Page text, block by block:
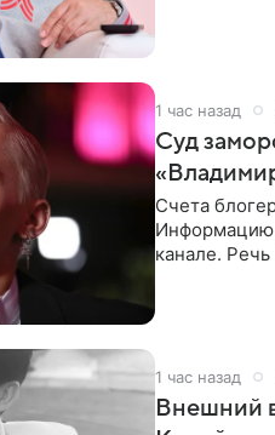
1 час назад
Суд
Счета
Информацию
канале.
1 час назад
Внешний